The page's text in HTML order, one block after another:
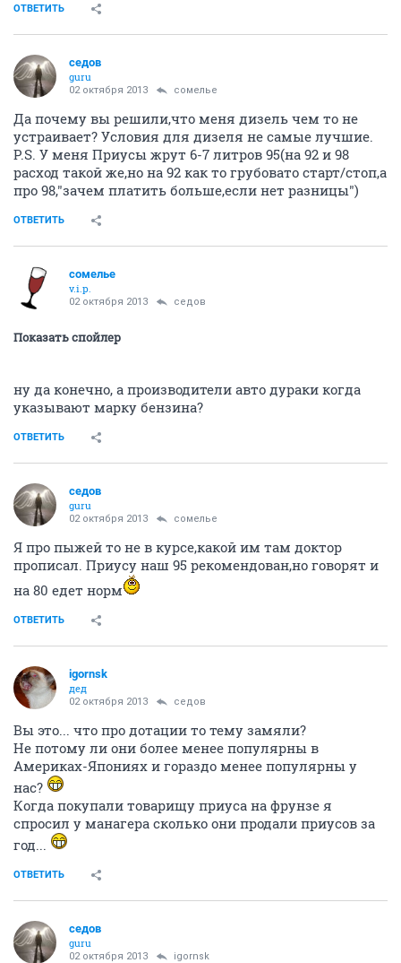
ОТВЕТИТЬ
седов
guru
02 октября 2013 сомелье
Да почему вы решили,что меня дизель чем то не
устраивает? Условия для дизеля не самые лучшие.
P.S. У меня Приусы жрут 6-7 литров 95(на 92 и 98
расход такой же,но на 92 как то грубовато старт/стоп,а
про 98,"зачем платить больше,если нет разницы")
ОТВЕТИТЬ
сомелье
v.i.p.
02 октября 2013 седов
Показать спойлер
ну да конечно, а производители авто дураки когда
указывают марку бензина?
ОТВЕТИТЬ
седов
guru
02 октября 2013 сомелье
Я про пыжей то не в курсе,какой им там доктор
прописал. Приусу наш 95 рекомендован,но говорят и
на 80 едет норм
ОТВЕТИТЬ
igornsk
дед
02 октября 2013 седов
Вы это... что про дотации то тему замяли?
Не потому ли они более менее популярны в
Америках-Япониях и гораздо менее популярны у
нас?
Когда покупали товарищу приуса на фрунзе я
спросил у манагера сколько они продали приусов за
год...
ОТВЕТИТЬ
седов
guru
02 октября 2013 igornsk